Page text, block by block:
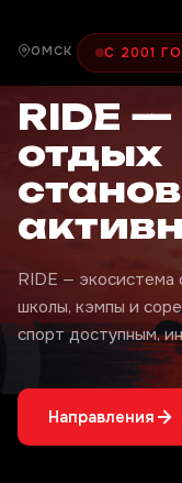
ОМСК С 2001
RIDE
отдых
RIDE — экосистема
школы, кэмпы и
спорт доступным,
Направления